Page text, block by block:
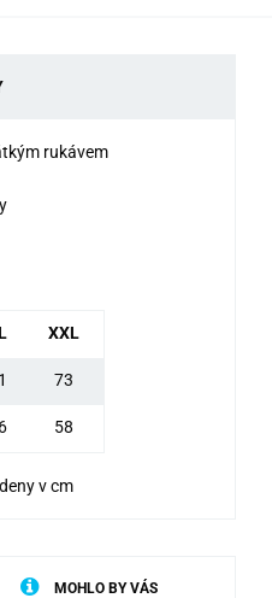
rukávem
XXL
73
58
v cm
MOHLO BY VÁS